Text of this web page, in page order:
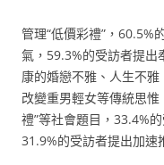
管理“低價彩禮”，60.5%
氣，59.3%的受訪者提出
康的婚戀不雅、人生不
改變重男輕女等傳統思
禮”等社會題目，33.4%
31.9%的受訪者提出加速